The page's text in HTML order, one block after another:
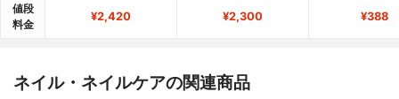
値段
料金
¥2,420 ¥2,300 ¥388
ネイル・ネイルケアの関連商品